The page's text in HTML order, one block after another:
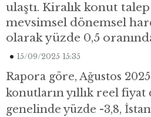
ulaştı. Kiralık konut
mevsimsel dönemsel
olarak yüzde 0,5
15/09/2025 15:35
Rapora göre, Ağustos
konutların yıllık reel fiyat
genelinde yüzde -3,8,